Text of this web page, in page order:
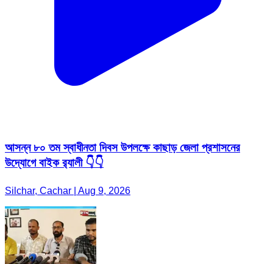
আসন্ন ৮০ তম স্বাধীনতা দিবস উপলক্ষে কাছাড় জেলা প্রশাসনের
উদ্যোগে বাইক র‍্যালী 👇👇
Silchar, Cachar | Aug 9, 2026